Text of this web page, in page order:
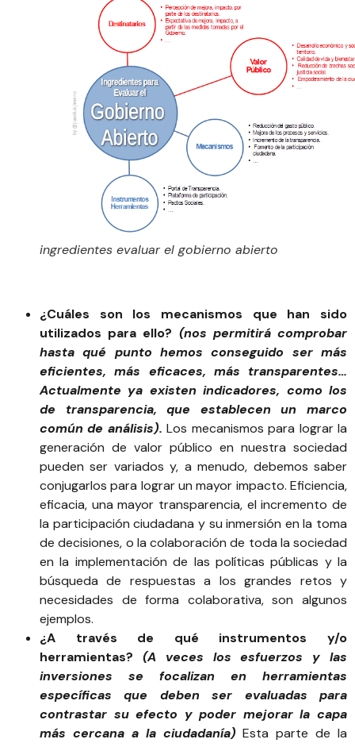
ingredientes evaluar el gobierno abierto
¿Cuáles son los mecanismos que han sido
utilizados para ello? (nos permitirá comprobar
hasta qué punto hemos conseguido ser más
eficientes, más eficaces, más transparentes…
Actualmente ya existen indicadores, como los
de transparencia, que establecen un marco
común de análisis).Los mecanismos para lograr la
generación de valor público en nuestra sociedad
pueden ser variados y, a menudo, debemos saber
conjugarlos para lograr un mayor impacto. Eficiencia,
eficacia, una mayor transparencia, el incremento de
la participación ciudadana y su inmersión en la toma
de decisiones, o la colaboración de toda la sociedad
en la implementación de las políticas públicas y la
búsqueda de respuestas a los grandes retos y
necesidades de forma colaborativa, son algunos
ejemplos.
¿A través de qué instrumentos y/o
herramientas? (A veces los esfuerzos y las
inversiones se focalizan en herramientas
específicas que deben ser evaluadas para
contrastar su efecto y poder mejorar la capa
más cercana a la ciudadanía)Esta parte de la